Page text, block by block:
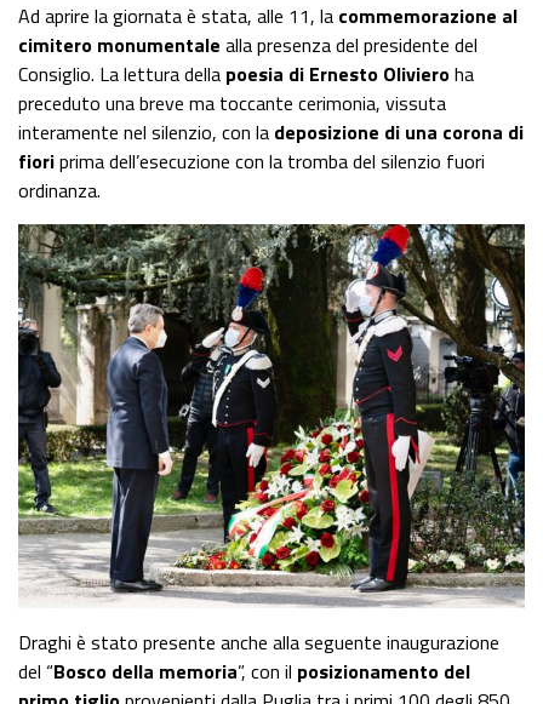
Ad aprire la giornata è stata, alle 11, la commemorazione al
cimitero monumentale alla presenza del presidente del
Consiglio. La lettura della poesia di Ernesto Olivieroha
preceduto una breve ma toccante cerimonia, vissuta
interamente nel silenzio, con la deposizione di una corona di
fioriprima dell’esecuzione con la tromba del silenzio fuori
ordinanza.
Draghi è stato presente anche alla seguente inaugurazione
del “Bosco della memoria”, con il posizionamento del